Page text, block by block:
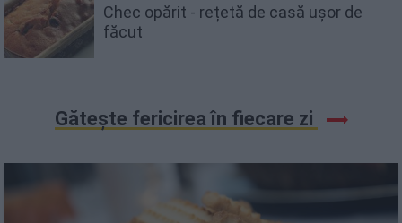
Chec opărit - rețetă de casă ușor de
făcut
Gătește fericirea în fiecare zi